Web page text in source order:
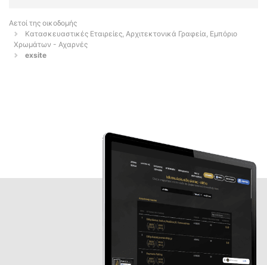
Αετοί της οικοδομής
Κατασκευαστικές Εταιρείες, Αρχιτεκτονικά Γραφεία, Εμπόριο
Χρωμάτων - Αχαρνές
exsite